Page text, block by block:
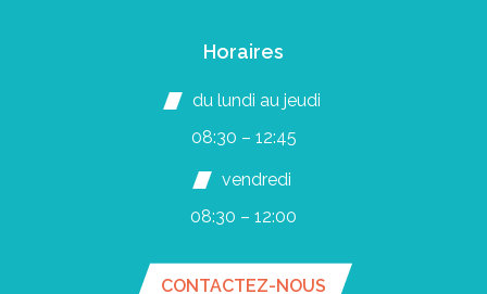
Horaires
du lundi au jeudi
08:30 – 12:45
vendredi
08:30 – 12:00
CONTACTEZ-NOUS